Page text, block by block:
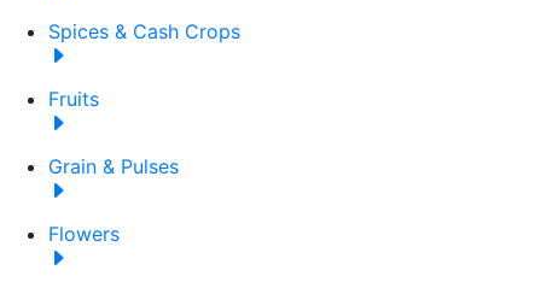
Spices & Cash Crops
Fruits
Grain & Pulses
Flowers